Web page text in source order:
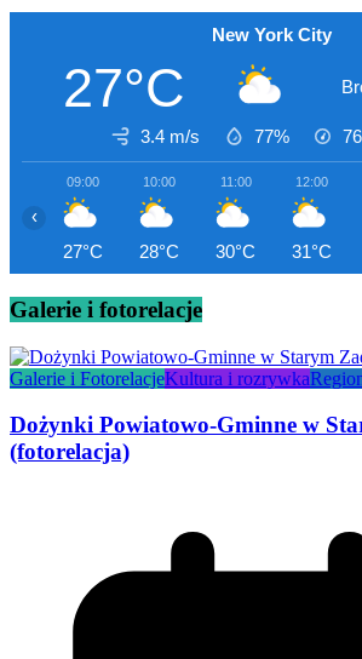
New York City
27°C
3.4 m/s 77%
09:00
27°C
10:00
28°C
11:00
30°C
12:00
31°C
‹
Galerie i fotorelacje
Galerie i FotorelacjeKultura i rozrywka
Dożynki Powiatowo-Gminne w
(fotorelacja)